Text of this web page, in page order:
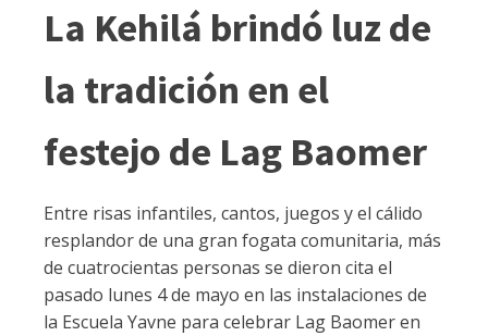
La Kehilá brindó luz de
la tradición en el
festejo de Lag Baomer
Entre risas infantiles, cantos, juegos y el cálido
resplandor de una gran fogata comunitaria, más
de cuatrocientas personas se dieron cita el
pasado lunes 4 de mayo en las instalaciones de
la Escuela Yavne para celebrar Lag Baomer en